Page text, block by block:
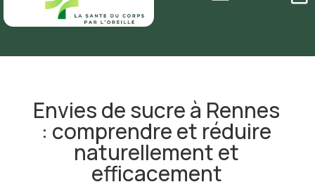
Envies de sucre à Rennes
: comprendre et réduire
naturellement et
efficacement